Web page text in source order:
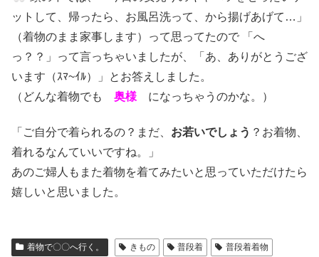
ットして、帰ったら、お風呂洗って、から揚げあげて…」
（着物のまま家事します）って思ってたので 「へ
っ？？」って言っちゃいましたが、「あ、ありがとうござ
います（ｽﾏ~ｲﾙ）」とお答えしました。
（どんな着物でも 奥様 になっちゃうのかな。）
「ご自分で着られるの？まだ、 お若いでしょう ？お着物、
着れるなんていいですね。」
あのご婦人もまた着物を着てみたいと思っていただけたら
嬉しいと思いました。
着物で〇〇へ行く。 きもの 普段着
普段着着物